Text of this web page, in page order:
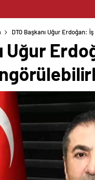
DTO Başkanı Uğur Erdoğan:
Uğur